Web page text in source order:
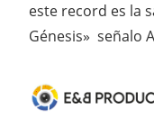
este record es la
Génesis» señalo